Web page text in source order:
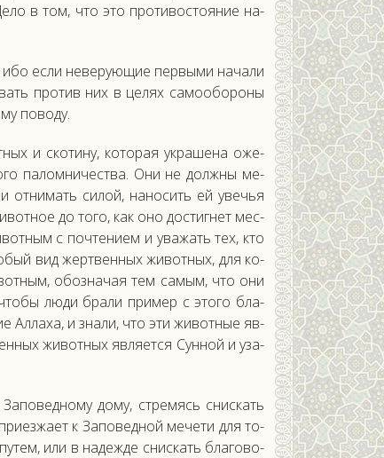
в том, что это про­тивос­то­яние на­
ес­ли не­веру­ющие пер­вы­ми на­чали
про­тив них в це­лях са­мо­обо­роны
по­воду.
и ско­тину, ко­торая ук­ра­шена оже­
па­лом­ни­чес­тва. Они не дол­жны ме­
от­ни­мать си­лой, на­носить ей увечья
до то­го, как оно дос­тигнет мес­
с поч­те­ни­ем и ува­жать тех, кто
вид жер­твен­ных жи­вот­ных, для ко­
обоз­на­чая тем са­мым, что они
лю­ди бра­ли при­мер с это­го бла­
Ал­ла­ха, и зна­ли, что эти жи­вот­ные яв­
жи­вот­ных яв­ля­ет­ся Сун­ной и уза­
до­му, стре­мясь снис­кать
к За­повед­ной ме­чети для то­
или в на­деж­де снис­кать бла­гово­